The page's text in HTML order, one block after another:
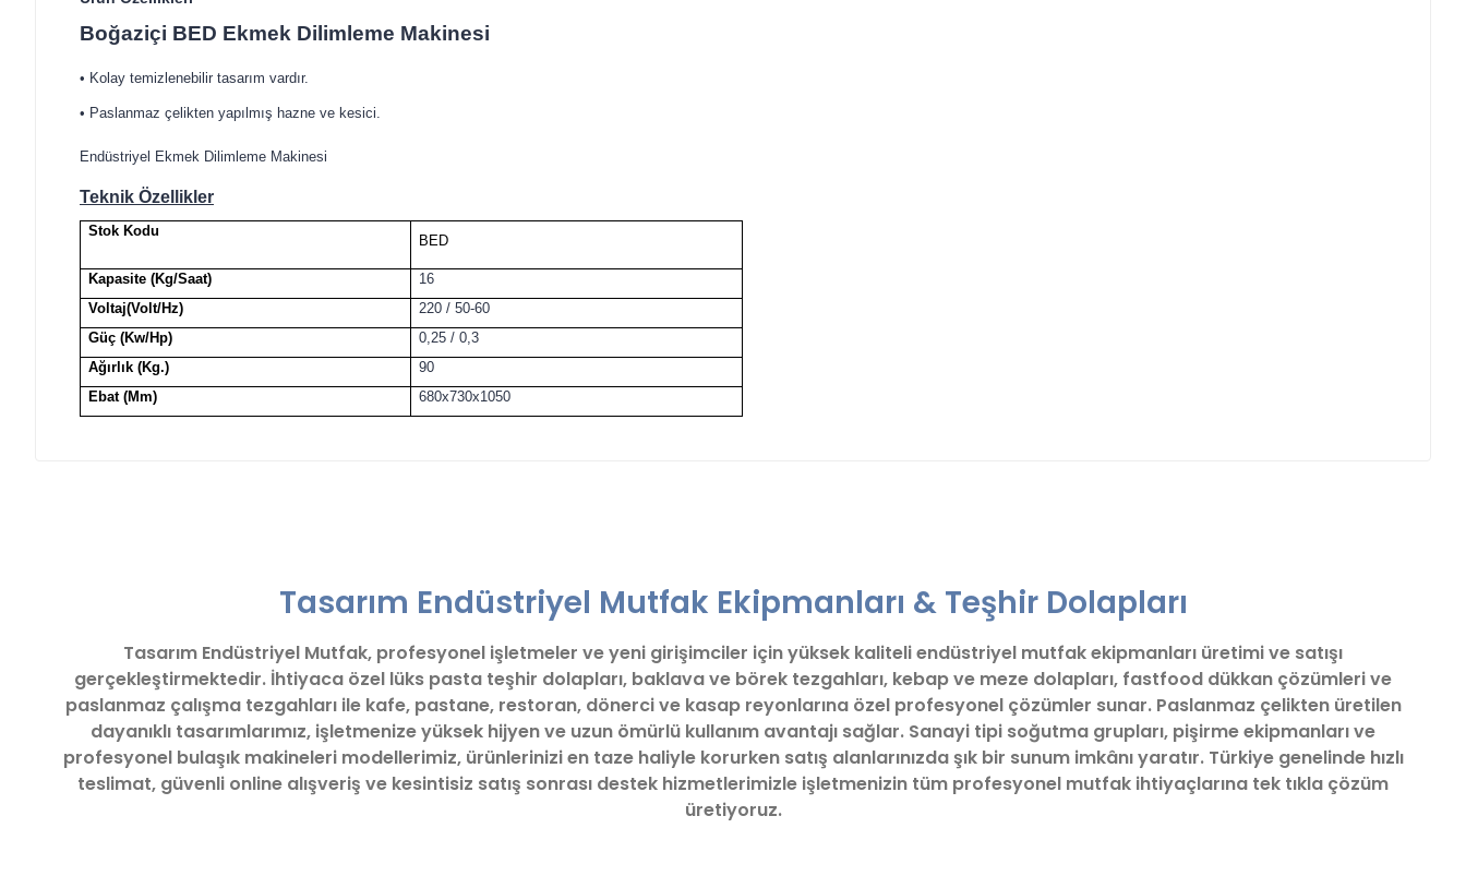
Boğaziçi BED Ekmek Dilimleme Makinesi
• Kolay temizlenebilir tasarım vardır.
• Paslanmaz çelikten yapılmış hazne ve kesici.
Endüstriyel Ekmek Dilimleme Makinesi
Teknik Özellikler
Stok Kodu
BED
Kapasite (Kg/Saat)
16
Voltaj(Volt/Hz)
220 / 50-60
Güç (Kw/Hp)
0,25 / 0,3
Ağırlık (Kg.)
90
Ebat (Mm)
680x730x1050
Yorum Yaz
Ürün resmi kalitesiz, bozuk veya görüntülenemiyor.
Ürün bilgilerinde hatalar bulunuyor.
Ürün fiyatı diğer sitelerden daha pahalı.
Bu ürüne benzer farklı alternatifler olmalı.
Tasarım Endüstriyel Mutfak Ekipmanları & Teşhir Dolapları
Tasarım Endüstriyel Mutfak, profesyonel işletmeler ve yeni girişimciler için yüksek kaliteli endüstriyel mutfak ekipmanları üretimi ve satışı
gerçekleştirmektedir. İhtiyaca özel lüks pasta teşhir dolapları, baklava ve börek tezgahları, kebap ve meze dolapları, fastfood dükkan çözümleri ve
paslanmaz çalışma tezgahları ile kafe, pastane, restoran, dönerci ve kasap reyonlarına özel profesyonel çözümler sunar. Paslanmaz çelikten üretilen
dayanıklı tasarımlarımız, işletmenize yüksek hijyen ve uzun ömürlü kullanım avantajı sağlar. Sanayi tipi soğutma grupları, pişirme ekipmanları ve
profesyonel bulaşık makineleri modellerimiz, ürünlerinizi en taze haliyle korurken satış alanlarınızda şık bir sunum imkânı yaratır. Türkiye genelinde hızlı
teslimat, güvenli online alışveriş ve kesintisiz satış sonrası destek hizmetlerimizle işletmenizin tüm profesyonel mutfak ihtiyaçlarına tek tıkla çözüm
üretiyoruz.